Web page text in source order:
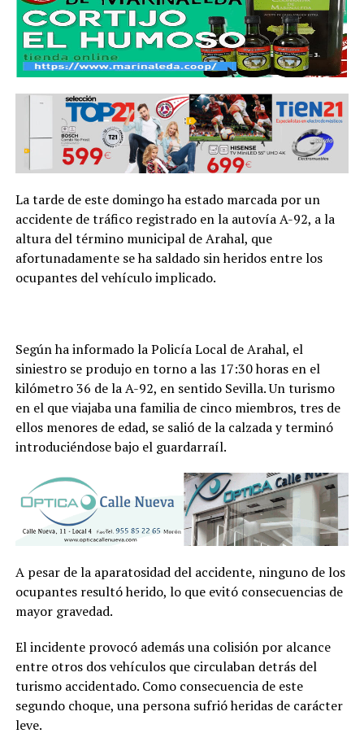
La tarde de este domingo ha estado marcada por un
accidente de tráfico registrado en la autovía A-92, a la
altura del término municipal de Arahal, que
afortunadamente se ha saldado sin heridos entre los
ocupantes del vehículo implicado.
Según ha informado la Policía Local de Arahal, el
siniestro se produjo en torno a las 17:30 horas en el
kilómetro 36 de la A-92, en sentido Sevilla. Un turismo
en el que viajaba una familia de cinco miembros, tres de
ellos menores de edad, se salió de la calzada y terminó
introduciéndose bajo el guardarraíl.
A pesar de la aparatosidad del accidente, ninguno de los
ocupantes resultó herido, lo que evitó consecuencias de
mayor gravedad.
El incidente provocó además una colisión por alcance
entre otros dos vehículos que circulaban detrás del
turismo accidentado. Como consecuencia de este
segundo choque, una persona sufrió heridas de carácter
leve.